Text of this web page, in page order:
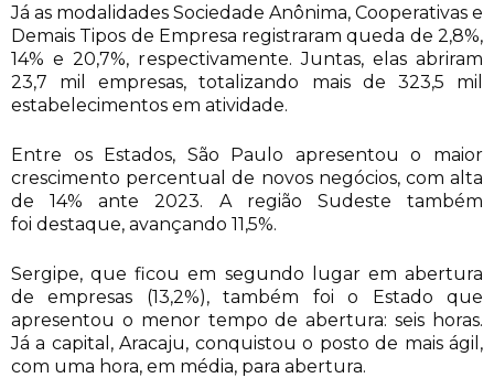
Já as modalidades Sociedade Anônima, Cooperativas e
Demais Tipos de Empresa registraram queda de 2,8%,
14% e 20,7%, respectivamente. Juntas, elas abriram
23,7 mil empresas, totalizando mais de 323,5 mil
estabelecimentos em atividade.
Entre os Estados, São Paulo apresentou o maior
crescimento percentual de novos negócios, com alta
de 14% ante 2023. A região Sudeste também
foi destaque, avançando 11,5%.
Sergipe, que ficou em segundo lugar em abertura
de empresas (13,2%), também foi o Estado que
apresentou o menor tempo de abertura: seis horas.
Já a capital, Aracaju, conquistou o posto de mais ágil,
com uma hora, em média, para abertura.